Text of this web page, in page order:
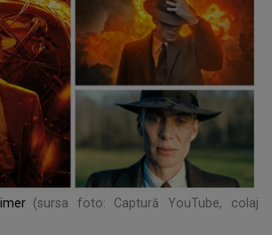
(sursa foto: Captură YouTube, colaj